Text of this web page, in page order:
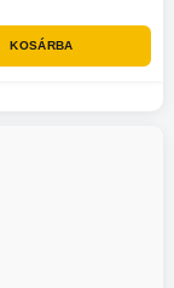
KOSÁRBA